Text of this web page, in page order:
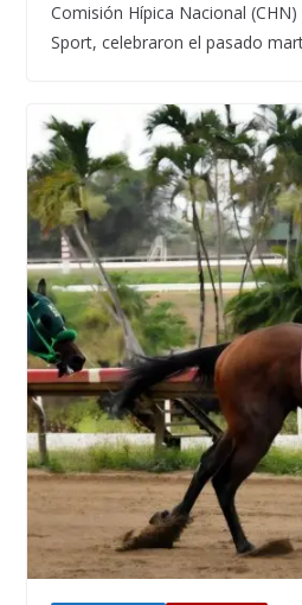
Comisión Hípica Nacional
Sport, celebraron el pasado